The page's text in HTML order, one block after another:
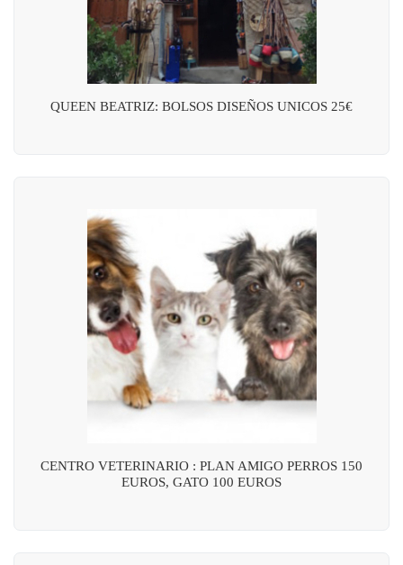
QUEEN BEATRIZ: BOLSOS DISEÑOS UNICOS 25€
CENTRO VETERINARIO : PLAN AMIGO PERROS 150
EUROS, GATO 100 EUROS